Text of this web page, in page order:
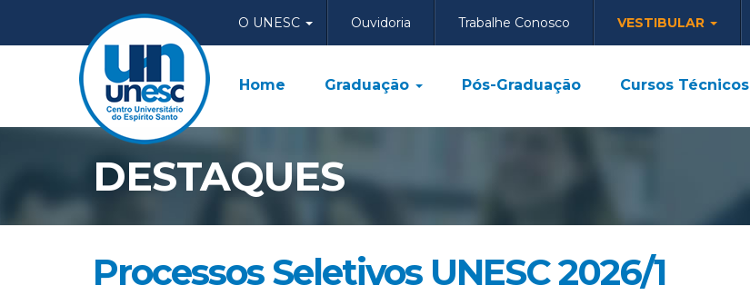
O UNESC Ouvidoria Trabalhe Conosco VESTIBULAR
Home Graduação Pós-Graduação Cursos Técnicos
DESTAQUES
Processos Seletivos UNESC 2026/1